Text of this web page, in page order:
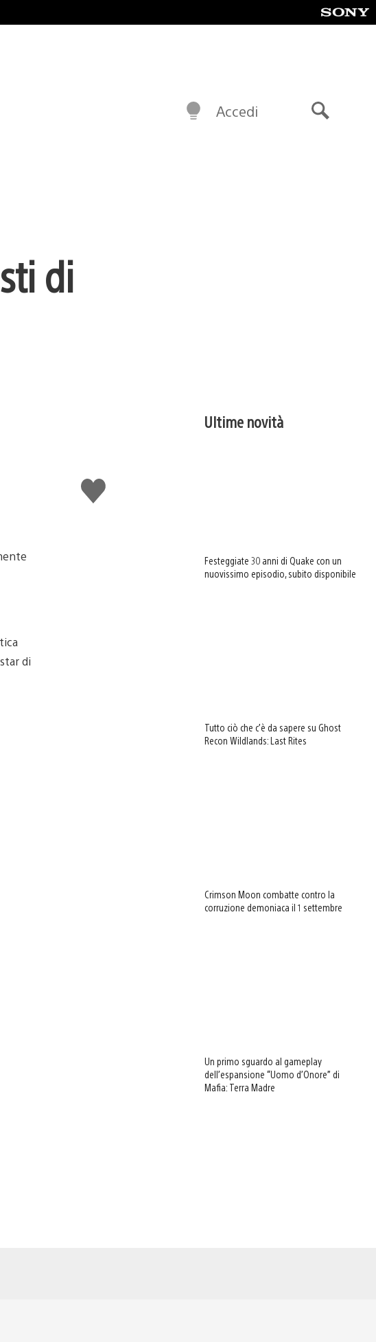
Accedi
di
Mi
piace
di
Ultime novità
Festeggiate 30 anni di Quake con un
nuovissimo episodio, subito disponibile
Tutto ciò che c’è da sapere su Ghost
Recon Wildlands: Last Rites
Crimson Moon combatte contro la
corruzione demoniaca il 1 settembre
Un primo sguardo al gameplay
dell’espansione “Uomo d’Onore” di
Mafia: Terra Madre